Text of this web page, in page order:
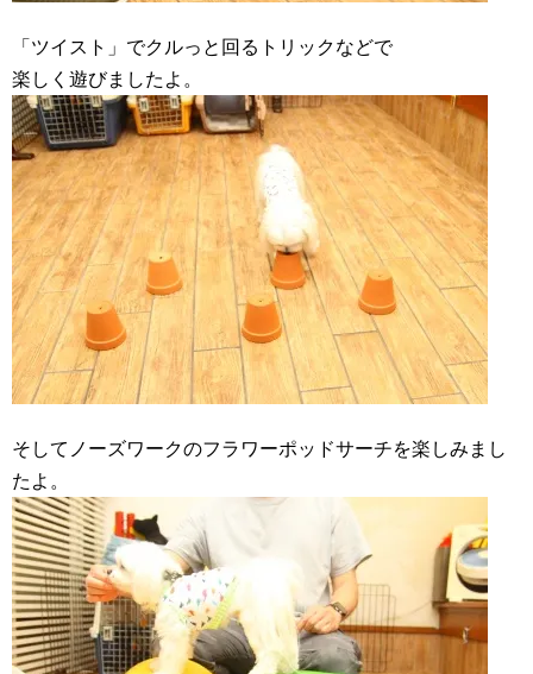
「ツイスト」でクルっと回るトリックなどで
楽しく遊びましたよ。
そしてノーズワークのフラワーポッドサーチを楽しみまし
たよ。